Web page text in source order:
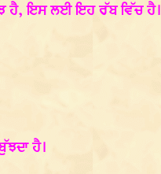
ਹੈ, ਇਸ ਲਈ ਇਹ ਰੱਬ ਵਿੱਚ ਹੈ।
ਹੈ।